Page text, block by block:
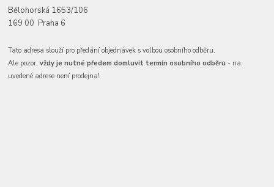
Bělohorská 1653/106
169 00 Praha 6
Tato adresa slouží pro předání objednávek s volbou osobního odběru.
Ale pozor,vždy je nutné předem domluvit termín osobního odběru - na
uvedené adrese není prodejna!